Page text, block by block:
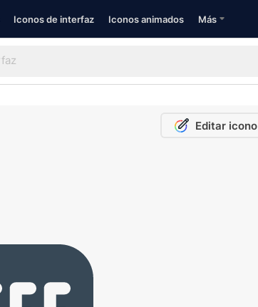
Iconos de interfaz Iconos animados Más
Editar icono